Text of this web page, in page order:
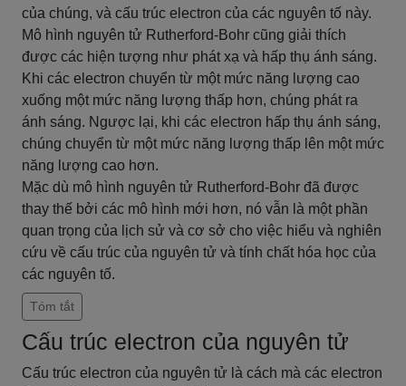
của chúng, và cấu trúc electron của các nguyên tố này.
Mô hình nguyên tử Rutherford-Bohr cũng giải thích
được các hiện tượng như phát xạ và hấp thụ ánh sáng.
Khi các electron chuyển từ một mức năng lượng cao
xuống một mức năng lượng thấp hơn, chúng phát ra
ánh sáng. Ngược lại, khi các electron hấp thụ ánh sáng,
chúng chuyển từ một mức năng lượng thấp lên một mức
năng lượng cao hơn.
Mặc dù mô hình nguyên tử Rutherford-Bohr đã được
thay thế bởi các mô hình mới hơn, nó vẫn là một phần
quan trọng của lịch sử và cơ sở cho việc hiểu và nghiên
cứu về cấu trúc của nguyên tử và tính chất hóa học của
các nguyên tố.
Tóm tắt
Cấu trúc electron của nguyên tử
Cấu trúc electron của nguyên tử là cách mà các electron